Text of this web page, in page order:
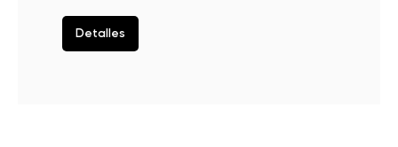
Detalles